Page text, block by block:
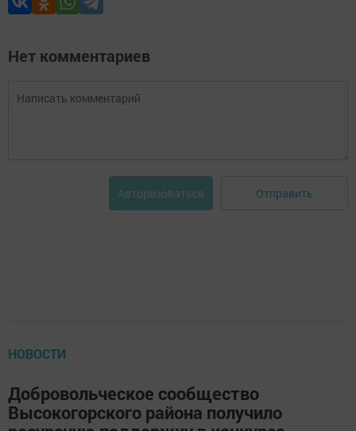
Нет комментариев
Авторизоваться Отправить
НОВОСТИ
Добровольческое сообщество
Высокогорского района получило